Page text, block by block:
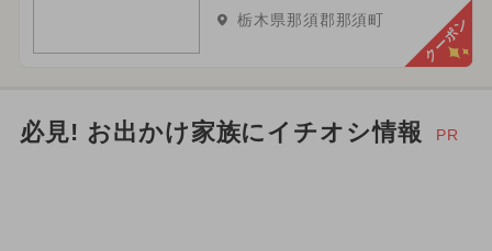
栃木県那須郡那須町 クーポン
必見! お出かけ家族にイチオシ情報 PR